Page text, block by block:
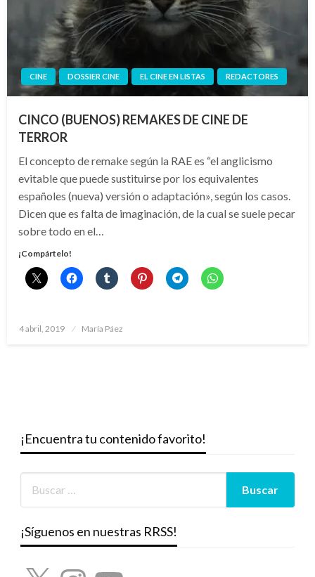
CINE DOSSIER CINE EL CINE EN LISTAS REDACTORES
CINCO (BUENOS) REMAKES DE CINE DE
TERROR
El concepto de remake según la RAE es “el anglicismo
evitable que puede sustituirse por los equivalentes
españoles (nueva) versión o adaptación», según los casos.
Dicen que es falta de imaginación, de la cual se suele pecar
sobre todo en el…
¡Compártelo!
Publicado
4 abril, 2019 María Páez
¡Encuentra tu contenido favorito!
¡Síguenos en nuestras RRSS!
X InstagramYouTube